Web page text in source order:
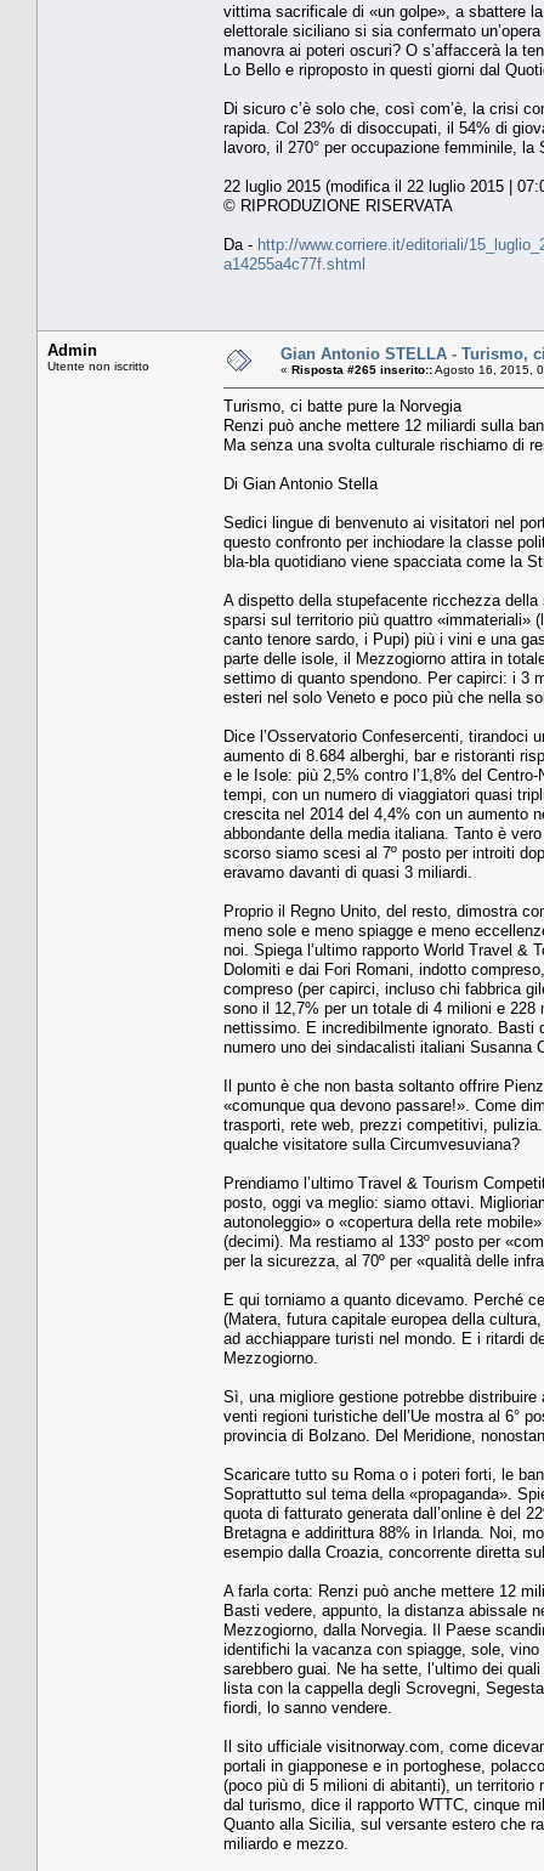
vittima sacrificale di «un golpe», a sbattere
elettorale siciliano si sia confermato
manovra ai poteri oscuri? O s’affaccerà la
Lo Bello e riproposto in questi giorni dal
Di sicuro c’è solo che, così com’è, la crisi
rapida. Col 23% di disoccupati, il 54% di
lavoro, il 270° per occupazione femminile,
22 luglio 2015 (modifica il 22 luglio 2015 |
© RIPRODUZIONE RISERVATA
Da - http://www.corriere.it/editoriali/
a14255a4c77f.shtml
Admin
Utente non iscritto
Gian Antonio STELLA - Turismo,
« Risposta #265 inserito::Agosto 16, 2015,
Turismo, ci batte pure la Norvegia
Renzi può anche mettere 12 miliardi sulla
Ma senza una svolta culturale rischiamo di
Di Gian Antonio Stella
Sedici lingue di benvenuto ai visitatori nel
questo confronto per inchiodare la classe
bla-bla quotidiano viene spacciata come la
A dispetto della stupefacente ricchezza
sparsi sul territorio più quattro «immateriali»
canto tenore sardo, i Pupi) più i vini e una
parte delle isole, il Mezzogiorno attira in
settimo di quanto spendono. Per capirci: i 3
esteri nel solo Veneto e poco più che nella
Dice l’Osservatorio Confesercenti, tirandoci
aumento di 8.684 alberghi, bar e ristoranti
e le Isole: più 2,5% contro l’1,8% del
tempi, con un numero di viaggiatori quasi
crescita nel 2014 del 4,4% con un aumento
abbondante della media italiana. Tanto è
scorso siamo scesi al 7º posto per introiti
eravamo davanti di quasi 3 miliardi.
Proprio il Regno Unito, del resto, dimostra
meno sole e meno spiagge e meno
noi. Spiega l’ultimo rapporto World Travel &
Dolomiti e dai Fori Romani, indotto
compreso (per capirci, incluso chi fabbrica
sono il 12,7% per un totale di 4 milioni e
nettissimo. E incredibilmente ignorato. Basti
numero uno dei sindacalisti italiani Susanna
Il punto è che non basta soltanto offrire
«comunque qua devono passare!». Come
trasporti, rete web, prezzi competitivi,
qualche visitatore sulla Circumvesuviana?
Prendiamo l’ultimo Travel & Tourism
posto, oggi va meglio: siamo ottavi.
autonoleggio» o «copertura della rete
(decimi). Ma restiamo al 133º posto per
per la sicurezza, al 70º per «qualità delle
E qui torniamo a quanto dicevamo. Perché
(Matera, futura capitale europea della
ad acchiappare turisti nel mondo. E i ritardi
Mezzogiorno.
Sì, una migliore gestione potrebbe
venti regioni turistiche dell’Ue mostra al 6°
provincia di Bolzano. Del Meridione,
Scaricare tutto su Roma o i poteri forti, le
Soprattutto sul tema della «propaganda».
quota di fatturato generata dall’online è del
Bretagna e addirittura 88% in Irlanda. Noi,
esempio dalla Croazia, concorrente diretta
A farla corta: Renzi può anche mettere 12
Basti vedere, appunto, la distanza abissale
Mezzogiorno, dalla Norvegia. Il Paese
identifichi la vacanza con spiagge, sole,
sarebbero guai. Ne ha sette, l’ultimo dei
lista con la cappella degli Scrovegni,
fiordi, lo sanno vendere.
Il sito ufficiale visitnorway.com, come
portali in giapponese e in portoghese,
(poco più di 5 milioni di abitanti), un
dal turismo, dice il rapporto WTTC, cinque
Quanto alla Sicilia, sul versante estero che
miliardo e mezzo.